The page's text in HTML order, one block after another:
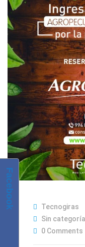
Tecnogiras
Sin categoría
0 Comments
Facebook